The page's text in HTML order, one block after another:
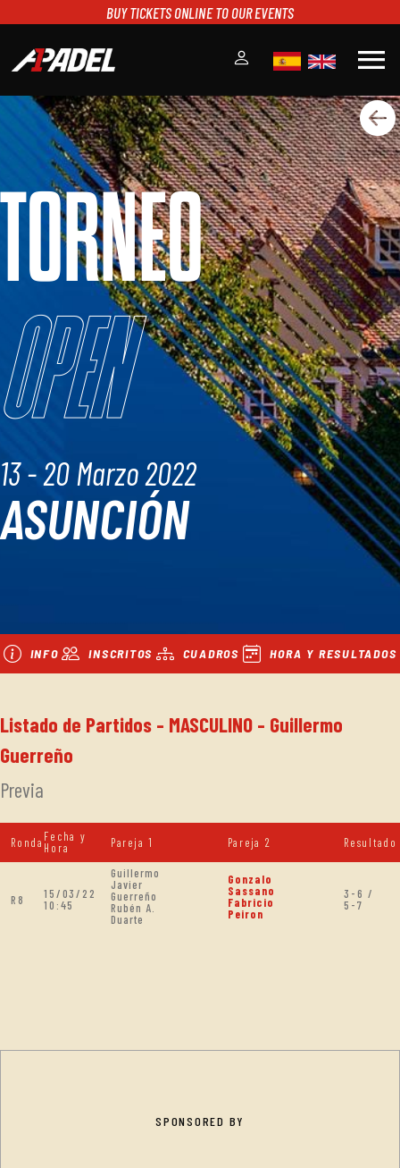
BUY TICKETS ONLINE TO OUR EVENTS
menu
A1PADEL
RANKING
CALENDARIO
TORNEOS
NOTICIAS
MULTIMEDIA
SCOREBOARD
STREAMING
TORNEO
Open
13 - 20 Marzo 2022
ASUNCIÓN
INFO INSCRITOS CUADROS HORA Y RESULTADOS
Listado de Partidos - MASCULINO - Guillermo
Guerreño
Previa
Ronda Fecha y
Hora
Pareja 1 Pareja 2 Resultado
R8
15/03/22
10:45
Guillermo
Javier
Guerreño
Rubén A.
Duarte
Gonzalo
Sassano
Fabricio
Peiron
3-6 /
5-7
SPONSORED BY